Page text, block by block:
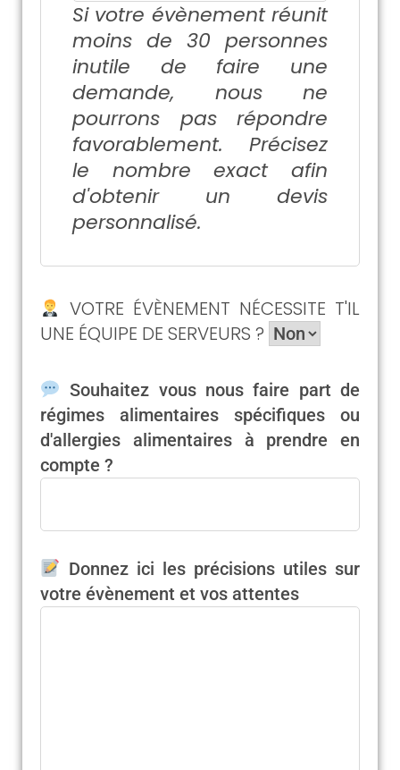
Si votre évènement réunit
moins de 30 personnes
inutile de faire une
demande, nous ne
pourrons pas répondre
favorablement. Précisez
le nombre exact afin
d'obtenir un devis
personnalisé.
VOTRE ÉVÈNEMENT NÉCESSITE T'IL
UNE ÉQUIPE DE SERVEURS ?
Souhaitez vous nous faire part de
régimes alimentaires spécifiques ou
d'allergies alimentaires à prendre en
compte ?
Donnez ici les précisions utiles sur
votre évènement et vos attentes